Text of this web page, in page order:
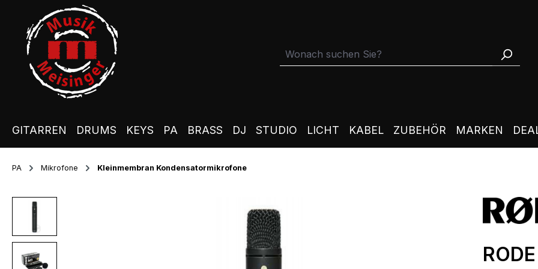
Hauptinhalt springen
Zur Suche springen
Zur Hauptnavigation springen
GITARREN DRUMS KEYS PA BRASS DJ STUDIO LICHT KABEL ZUBEHÖR MARKEN
PA Mikrofone Kleinmembran Kondensatormikrofone
Bildergalerie überspringen